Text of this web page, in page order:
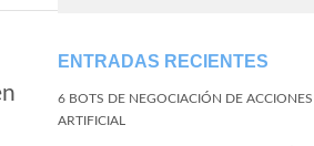
ENTRADAS RECIENTES
6 BOTS DE NEGOCIACIÓN DE
ARTIFICIAL